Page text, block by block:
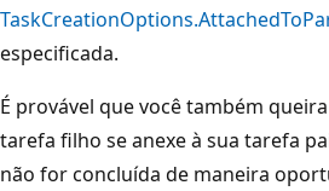
especificada.
É provável que você também
tarefa filho se anexe à sua tarefa
não for concluída de maneira